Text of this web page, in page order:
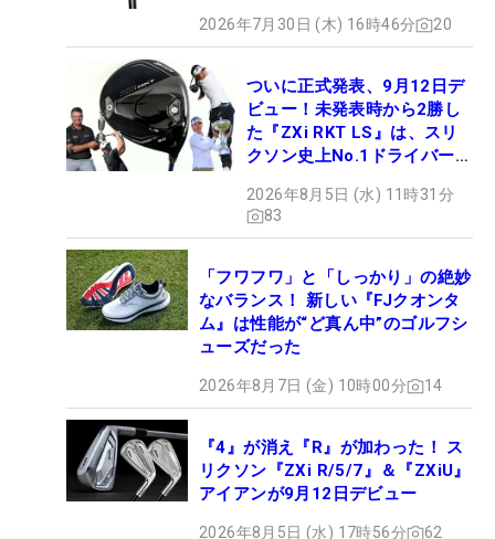
2026年7月30日 (木) 16時46分 20
ついに正式発表、9月12日デ
ビュー！未発表時から2勝し
た『ZXi RKT LS』は、スリ
クソン史上No.1ドライバー!?
2026年8月5日 (水) 11時31分
83
「フワフワ」と「しっかり」の絶妙
なバランス！ 新しい『FJクオンタ
ム』は性能が“ど真ん中”のゴルフシ
ューズだった
2026年8月7日 (金) 10時00分 14
『4』が消え『R』が加わった！ ス
リクソン『ZXi R/5/7』＆『ZXiU』
アイアンが9月12日デビュー
2026年8月5日 (水) 17時56分 62